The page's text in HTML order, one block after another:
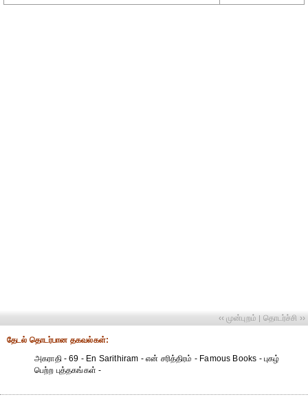
‹‹ முன்புறம் | தொடர்ச்சி ››
தேட‌ல் தொட‌ர்பான தகவ‌ல்க‌ள்:
அகராதி - 69 - En Sarithiram - என் சரித்திரம் - Famous Books - புகழ்
பெற்ற புத்தகங்கள் -